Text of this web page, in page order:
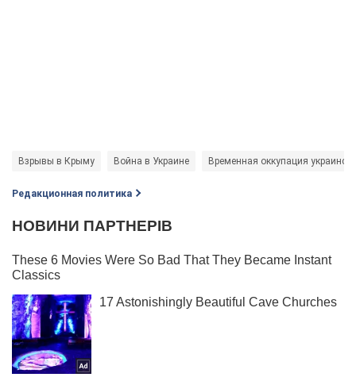
Взрывы в Крыму Война в Украине Временная оккупация
Редакционная политика